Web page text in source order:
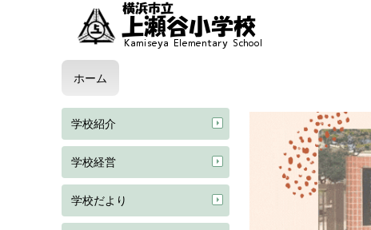
ホーム
学校紹介
学校経営
学校だより